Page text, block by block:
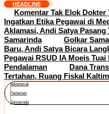
HEADLINE
Komentar Tak Elok
Ingatkan Etika Pegawai di
Aklamasi, Andi Satya
Samarinda
Golkar
Baru, Andi Satya Bicara
Pegawai RSUD IA Moeis
Pendalaman
Dana
Tertahan, Ruang Fiskal
Advertorial
Parlemen
Samarinda